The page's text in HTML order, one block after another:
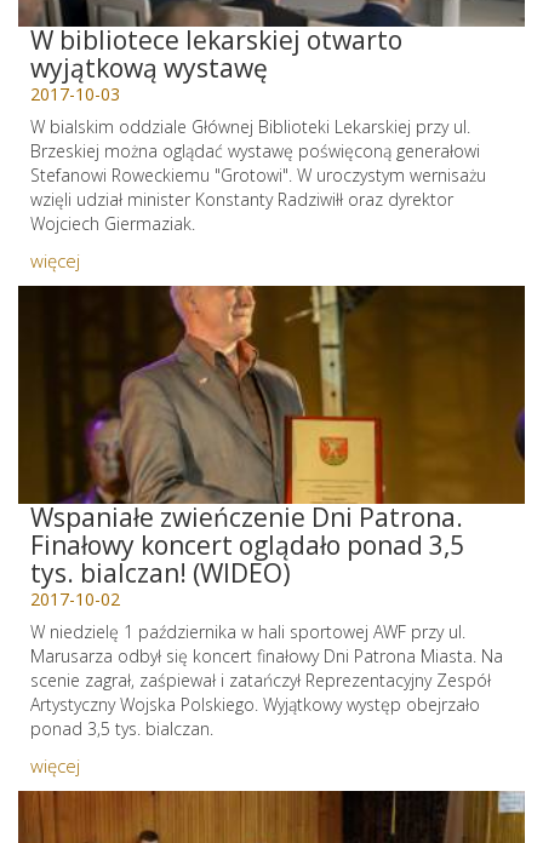
W bibliotece lekarskiej otwarto
wyjątkową wystawę
2017-10-03
W bialskim oddziale Głównej Biblioteki Lekarskiej przy ul.
Brzeskiej można oglądać wystawę poświęconą generałowi
Stefanowi Roweckiemu "Grotowi". W uroczystym wernisażu
wzięli udział minister Konstanty Radziwiłł oraz dyrektor
Wojciech Giermaziak.
więcej
Wspaniałe zwieńczenie Dni Patrona.
Finałowy koncert oglądało ponad 3,5
tys. bialczan! (WIDEO)
2017-10-02
W niedzielę 1 października w hali sportowej AWF przy ul.
Marusarza odbył się koncert finałowy Dni Patrona Miasta. Na
scenie zagrał, zaśpiewał i zatańczył Reprezentacyjny Zespół
Artystyczny Wojska Polskiego. Wyjątkowy występ obejrzało
ponad 3,5 tys. bialczan.
więcej